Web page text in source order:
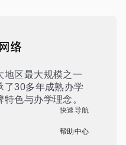
地区最大规模之一
了30多年成熟办学
色与办学理念。
快速导航
帮助中心